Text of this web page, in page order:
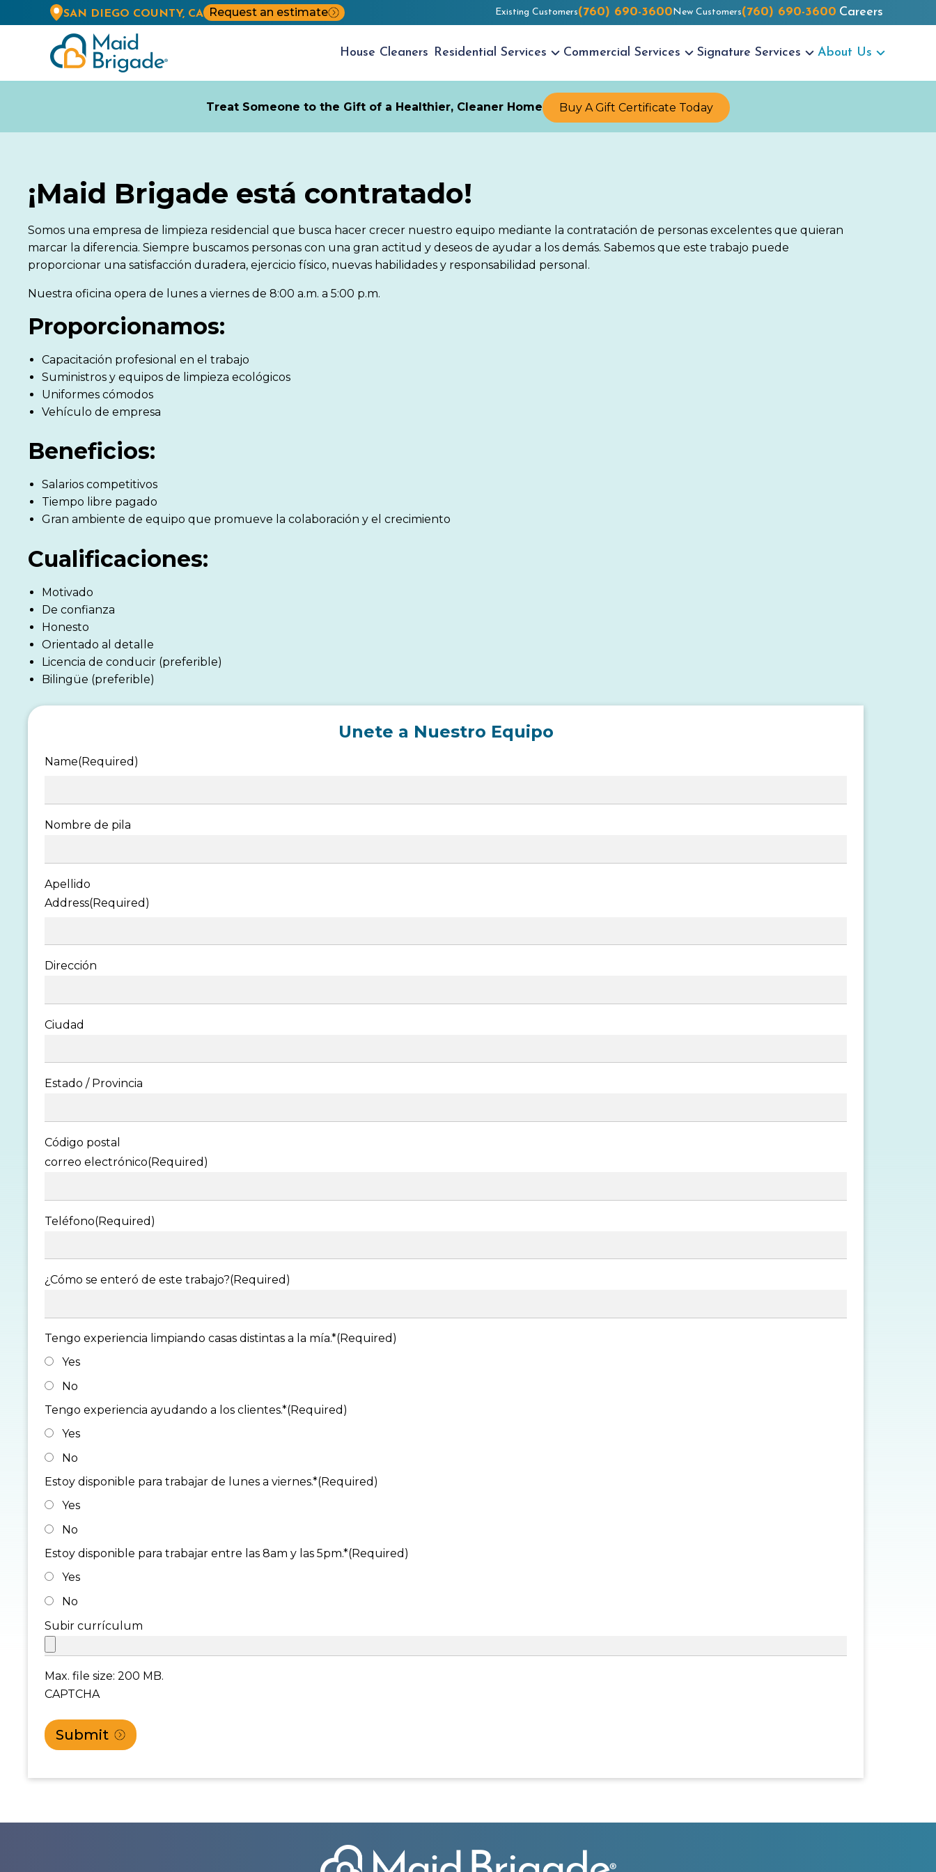
SAN DIEGO COUNTY, CA Request an estimate Existing Customers(760) 690-3600New Customers(760) 690-3600 Careers
House Cleaners Residential Services Commercial Services Signature Services About Us
Treat Someone to the Gift of a Healthier, Cleaner Home Buy A Gift Certificate Today
¡Maid Brigade está contratado!
Somos una empresa de limpieza residencial que busca hacer crecer nuestro equipo mediante la contratación de personas excelentes que quieran
marcar la diferencia. Siempre buscamos personas con una gran actitud y deseos de ayudar a los demás. Sabemos que este trabajo puede
proporcionar una satisfacción duradera, ejercicio físico, nuevas habilidades y responsabilidad personal.
Nuestra oficina opera de lunes a viernes de 8:00 a.m. a 5:00 p.m.
Proporcionamos:
Capacitación profesional en el trabajo
Suministros y equipos de limpieza ecológicos
Uniformes cómodos
Vehículo de empresa
Beneficios:
Salarios competitivos
Tiempo libre pagado
Gran ambiente de equipo que promueve la colaboración y el crecimiento
Cualificaciones:
Motivado
De confianza
Honesto
Orientado al detalle
Licencia de conducir (preferible)
Bilingüe (preferible)
Unete a Nuestro Equipo
Name(Required)
Nombre de pila
Apellido
Address(Required)
Dirección
Ciudad
Estado / Provincia
Código postal
correo electrónico(Required)
Teléfono(Required)
¿Cómo se enteró de este trabajo?(Required)
Tengo experiencia limpiando casas distintas a la mía.*(Required)
Yes
No
Tengo experiencia ayudando a los clientes.*(Required)
Yes
No
Estoy disponible para trabajar de lunes a viernes.*(Required)
Yes
No
Estoy disponible para trabajar entre las 8am y las 5pm.*(Required)
Yes
No
Subir currículum
Max. file size: 200 MB.
CAPTCHA